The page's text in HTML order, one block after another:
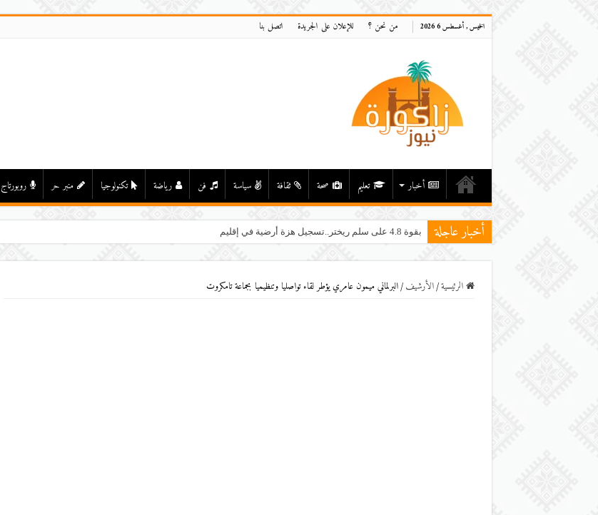
الخميس , أغسطس 6 2026 من نحن ؟ للإعلان على الجريدة اتصل بنا
أخبار تعليم صحة ثقافة سياسة فن رياضة تكنولوجيا منبر حر روبورتاج
أخبار عاجلة بقوة 4.8 على سلم ريختر..تسجيل هزة أرضية في إقليم ميدلت دون خسائر معلنة
الرئيسية/اﻷرشيف/البرلماني ميمون عامري يؤطر لقاء تواصليا وتنظيميا بجماعة تامكروت